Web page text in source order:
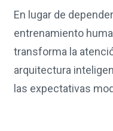
En lugar de
entrenamiento
transforma la
arquitectura
las expectativas